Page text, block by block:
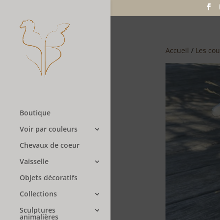
Boutique
Voir par couleurs
Chevaux de coeur
Vaisselle
Objets décoratifs
Collections
Sculptures
animalières
Accueil / Les